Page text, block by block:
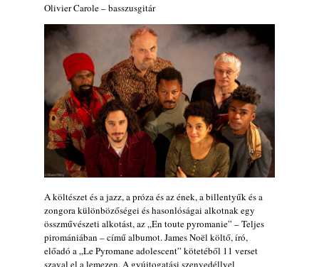
Kecskemét, 2026. augusztus 6-9.: 4 nap, 4
tánc!
2026. augusztus 05.
Magyar Jazz ABC – 541. rész: Juhász
Márton
2026. augusztus 05.
Jazz-rock albumok 1983-ból - John Scofield
„Out like a Light”
2026. augusztus 05.
Jazz-rock albumok 1982-ből - John Scofield
„Shinola”
2026. augusztus 04.
Kikkel beszéltem 2.0 – 5. rész: D
2026. augusztus 04.
Olivier Carole – basszusgitár
A költészet és a jazz, a próza és az ének, a billentyűk és a
zongora különbözőségei és hasonlóságai alkotnak egy
összművészeti alkotást, az „En toute pyromanie” – Teljes
piromániában – című albumot. James Noël költő, író,
előadó a „Le Pyromane adolescent” kötetéből 11 verset
szaval el a lemezen. A gyújtogatási szenvedéllyel